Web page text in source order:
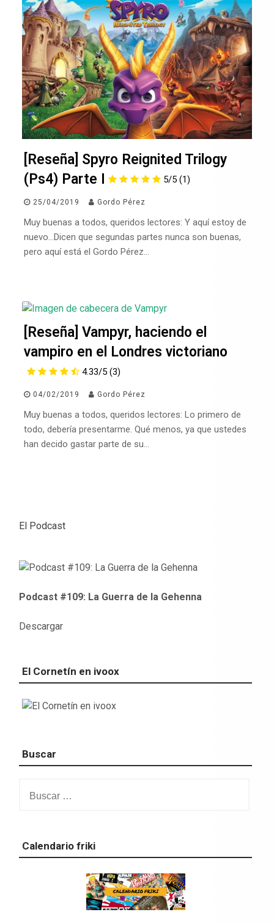
[Reseña] Spyro Reignited Trilogy
(Ps4) Parte I
5/5 (1)
25/04/2019 Gordo Pérez
Muy buenas a todos, queridos lectores: Y aquí estoy de
nuevo…Dicen que segundas partes nunca son buenas,
pero aquí está el Gordo Pérez…
[Reseña] Vampyr, haciendo el
vampiro en el Londres victoriano
4.33/5 (3)
04/02/2019 Gordo Pérez
Muy buenas a todos, queridos lectores: Lo primero de
todo, debería presentarme. Qué menos, ya que ustedes
han decido gastar parte de su…
El Podcast
Podcast #109: La Guerra de la Gehenna
Descargar
El Cornetín en ivoox
Buscar
Calendario friki